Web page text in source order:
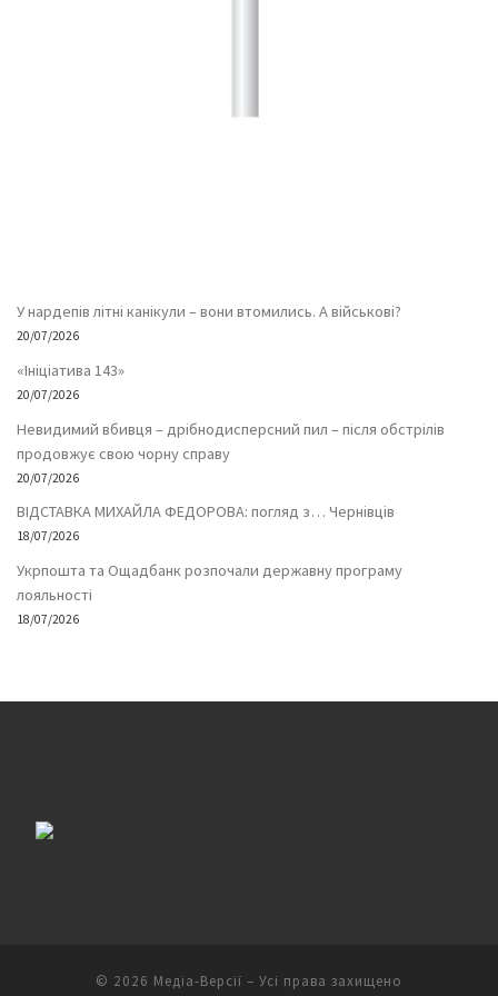
У нардепів літні канікули – вони втомились. А військові?
20/07/2026
«Ініціатива 143»
20/07/2026
Невидимий вбивця – дрібнодисперсний пил – після обстрілів
продовжує свою чорну справу
20/07/2026
ВІДСТАВКА МИХАЙЛА ФЕДОРОВА: погляд з… Чернівців
18/07/2026
Укрпошта та Ощадбанк розпочали державну програму
лояльності
18/07/2026
© 2026 Медіа-Версії – Усі права захищено